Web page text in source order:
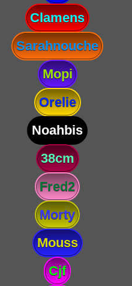
Clamens
Sarahnouche
Mopi
Orelie
Noahbis
38cm
Fred2
Morty
Mouss
Cjf